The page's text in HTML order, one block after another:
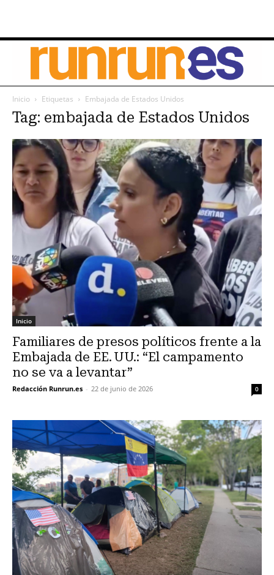
Inicio Etiquetas Embajada de Estados Unidos
Tag: embajada de Estados Unidos
Inicio
Familiares de presos políticos frente a la
Embajada de EE. UU.: “El campamento
no se va a levantar”
Redacción Runrun.es - 22 de junio de 2026 0